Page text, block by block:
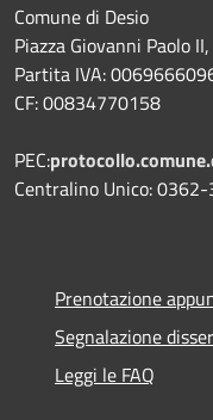
Comune di Desio
Piazza Giovanni Paolo
Partita IVA:
CF: 00834770158
PEC:
Centralino Unico:
Prenotazione
Segnalazione
Leggi le FAQ